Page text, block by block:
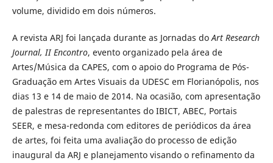
volume, dividido em dois números.
A revista ARJ foi lançada durante as Jornadas doArt Research
Journal, II Encontro, evento organizado pela área de
Artes/Música da CAPES, com o apoio do Programa de Pós-
Graduação em Artes Visuais da UDESC em Florianópolis, nos
dias 13 e 14 de maio de 2014. Na ocasião, com apresentação
de palestras de representantes do IBICT, ABEC, Portais
SEER, e mesa-redonda com editores de periódicos da área
de artes, foi feita uma avaliação do processo de edição
inaugural da ARJ e planejamento visando o refinamento da